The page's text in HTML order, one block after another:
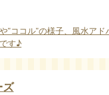
”ココル”の様子、風水アド
す♪
ズ